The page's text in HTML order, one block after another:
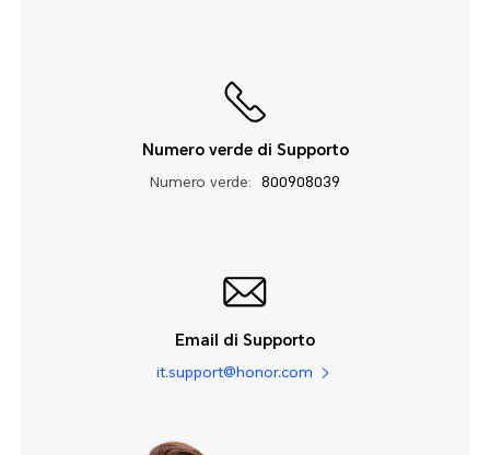
Numero verde di Supporto
Numero verde: 800908039
Email di Supporto
it.support@honor.com